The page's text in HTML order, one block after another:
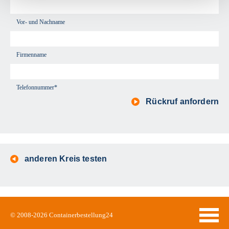
Vor- und Nachname
Firmenname
Telefonnummer*
Rückruf anfordern
anderen Kreis testen
© 2008-2026 Containerbestellung24